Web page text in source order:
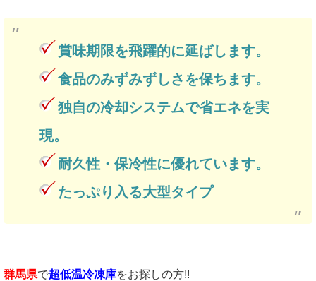
賞味期限を飛躍的に延ばします。
食品のみずみずしさを保ちます。
独自の冷却システムで省エネを実
現。
耐久性・保冷性に優れています。
たっぷり入る大型タイプ
群馬県で超低温冷凍庫をお探しの方!!